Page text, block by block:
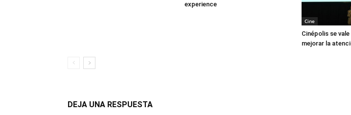
experience
Cine
Cinépolis se
mejorar la
DEJA UNA RESPUESTA